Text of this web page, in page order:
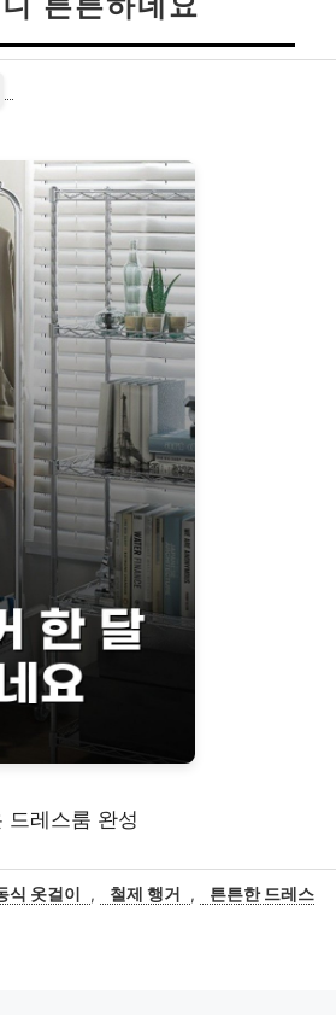
드레스룸 완성
식 옷걸이 , 철제 행거 ,
튼튼한 드레스